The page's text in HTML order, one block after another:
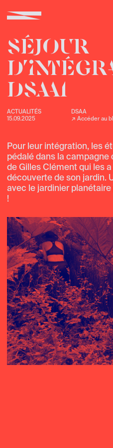
SÉJOUR
DSAA1
ACTUALITÉS
15.09.2025
DSAA
Accéder au
Pour leur intégration, les
pédalé dans la campagne
de Gilles Clément qui les
découverte de son jardin.
avec le jardinier
!